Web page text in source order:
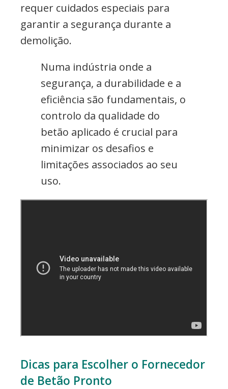
requer cuidados especiais para
garantir a segurança durante a
demolição.
Numa indústria onde a
segurança, a durabilidade e a
eficiência são fundamentais, o
controlo da qualidade do
betão aplicado é crucial para
minimizar os desafios e
limitações associados ao seu
uso.
Dicas para Escolher o Fornecedor
de Betão Pronto